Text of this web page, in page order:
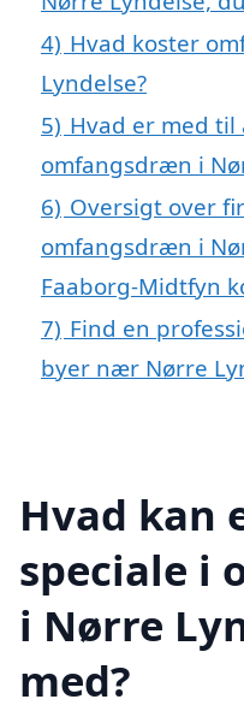
4) Hvad koster
Lyndelse?
5) Hvad er med til
omfangsdræn i
6) Oversigt over
omfangsdræn i
Faaborg-Midtfyn
7) Find en
byer nær Nørre
Hvad kan
speciale i
i Nørre
med?